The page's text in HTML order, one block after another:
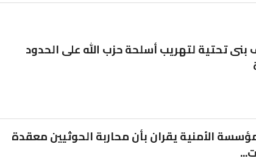
تحتية لتهريب أسلحة حزب الله على الحدود
الأمنية يقران بأن محاربة الحوثيين معقدة